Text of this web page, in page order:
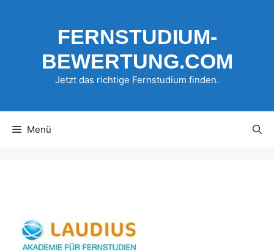
FERNSTUDIUM-
BEWERTUNG.COM
Jetzt das richtige Fernstudium finden.
Menü